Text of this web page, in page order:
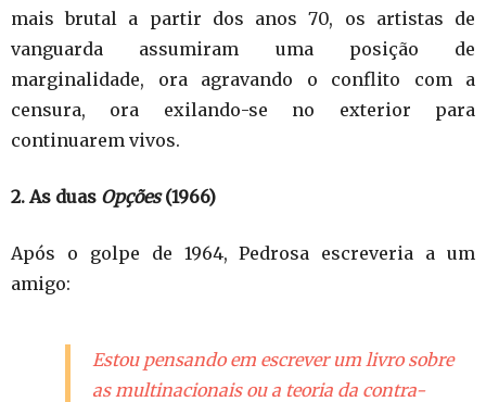
mais brutal a partir dos anos 70, os artistas de
vanguarda assumiram uma posição de
marginalidade, ora agravando o conflito com a
censura, ora exilando-se no exterior para
continuarem vivos.
2. As duas Opções(1966)
Após o golpe de 1964, Pedrosa escreveria a um
amigo:
Estou pensando em escrever um livro sobre
as multinacionais ou a teoria da contra-